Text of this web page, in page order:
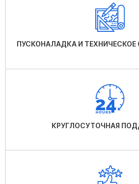
ПУСКОНАЛАДКА И
КРУГЛОСУТОЧНАЯ